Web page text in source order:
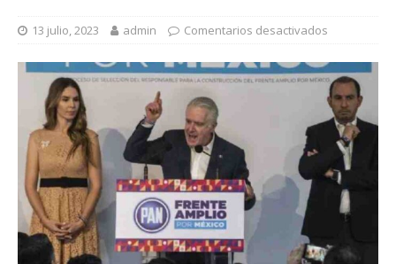
13 julio, 2023 admin Comentarios desactivados